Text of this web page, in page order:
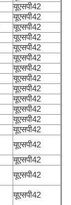
यूएसपी42
यूएसपी42
यूएसपी42
यूएसपी42
यूएसपी42
यूएसपी42
यूएसपी42
यूएसपी42
यूएसपी42
यूएसपी42
यूएसपी42
यूएसपी42
यूएसपी42
यूएसपी42
यूएसपी42
यूएसपी42
यूएसपी42